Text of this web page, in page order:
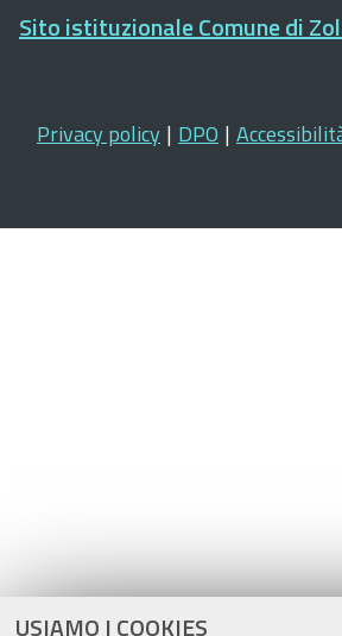
USIAMO I COOKIES
Sito istituzionale Comune di
Privacy policy | DPO |